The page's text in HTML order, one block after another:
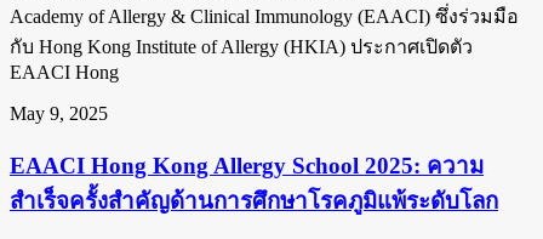
Academy of Allergy & Clinical Immunology (EAACI) ซึ่งร่วมมือ
กับ Hong Kong Institute of Allergy (HKIA) ประกาศเปิดตัว
EAACI Hong
May 9, 2025
EAACI Hong Kong Allergy School 2025: ความ
สำเร็จครั้งสำคัญด้านการศึกษาโรคภูมิแพ้ระดับโลก